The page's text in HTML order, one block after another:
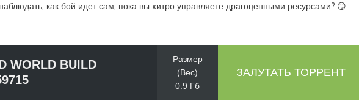
как бой идет сам, пока вы хитро управляете драгоценными ресурсами? 😏
WORLD BUILD
Размер
(Вес)
0.9 Гб
ЗАЛУТАТЬ ТОРРЕНТ